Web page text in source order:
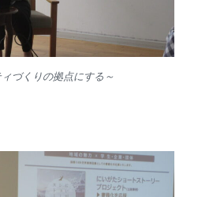
づくりの拠点にする～